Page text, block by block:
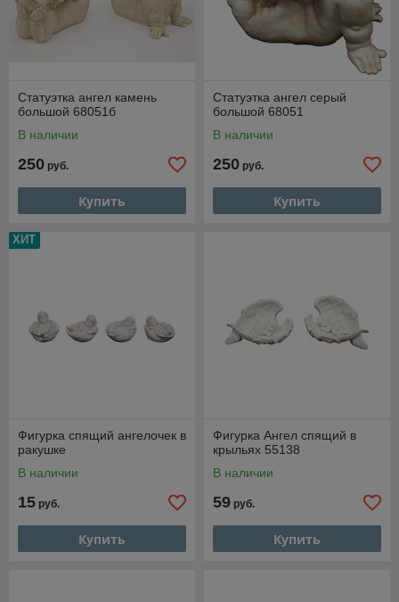
Статуэтка ангел камень
большой 68051б
В наличии
250 руб.
Купить
Статуэтка ангел серый
большой 68051
В наличии
250 руб.
Купить
ХИТ
Фигурка спящий ангелочек в
ракушке
В наличии
15 руб.
Купить
Фигурка Ангел спящий в
крыльях 55138
В наличии
59 руб.
Купить